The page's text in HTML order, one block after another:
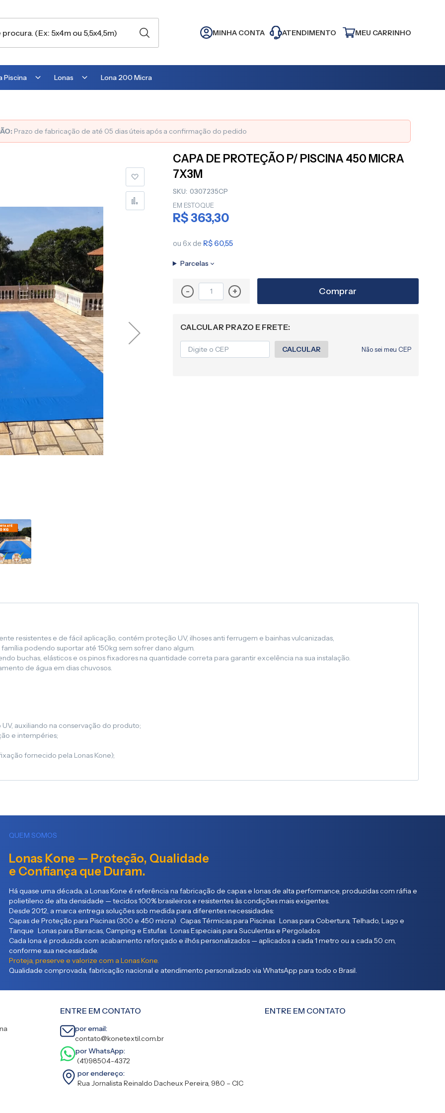
MINHA CONTA ATENDIMENTO MEU CARRINHO
Piscina Lonas
Lona para Lago
Lona para Telhado
Lona para Pergolado
Lona 200 Micra
Prazo de fabricação de até 05 dias úteis após a confirmação do pedido
CAPA DE PROTEÇÃO P/ PISCINA 450 MICRA
7X3M
SKU 0307235CP
EM ESTOQUE
R$ 363,30
ou 6x de R$ 60,55
Parcelas
- + Comprar
CALCULAR PRAZO E FRETE:
CALCULAR Não sei meu CEP
resistentes e de fácil aplicação, contém proteção UV, ilhoses anti ferrugem e bainhas vulcanizadas,
podendo suportar até 150kg sem sofrer dano algum.
buchas, elásticos e os pinos fixadores na quantidade correta para garantir excelência na sua instalação.
de água em dias chuvosos.
auxiliando na conservação do produto;
e intempéries;
fornecido pela Lonas Kone);
QUEM SOMOS
Lonas Kone — Proteção, Qualidade
e Confiança que Duram.
Há quase uma década, a Lonas Kone é referência na fabricação de capas e lonas de alta performance, produzidas com ráfia e
polietileno de alta densidade — tecidos 100% brasileiros e resistentes às condições mais exigentes.
Desde 2012, a marca entrega soluções sob medida para diferentes necessidades:
Capas de Proteção para Piscinas (300 e 450 micra) Capas Térmicas para Piscinas Lonas para Cobertura, Telhado, Lago e
Tanque Lonas para Barracas, Camping e Estufas Lonas Especiais para Suculentas e Pergolados
Cada lona é produzida com acabamento reforçado e ilhós personalizados — aplicados a cada 1 metro ou a cada 50 cm,
conforme sua necessidade.
Proteja, preserve e valorize com a Lonas Kone.
Qualidade comprovada, fabricação nacional e atendimento personalizado via WhatsApp para todo o Brasil.
ENTRE EM CONTATO
por email:
contato@konetextil.com.br
por WhatsApp:
(41)98504-4372
por endereço:
Rua Jornalista Reinaldo Dacheux Pereira, 980 – CIC
ENTRE EM CONTATO